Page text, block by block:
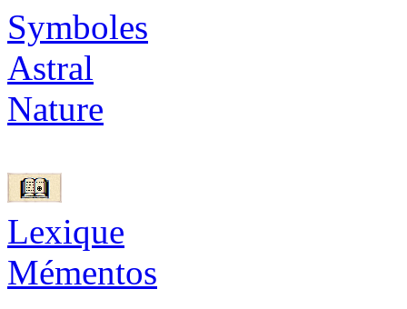
Symboles
Astral
Nature
Lexique
Mémentos